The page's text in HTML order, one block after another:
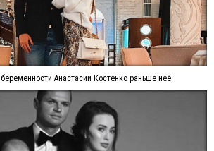
Анастасии Костенко раньше неё